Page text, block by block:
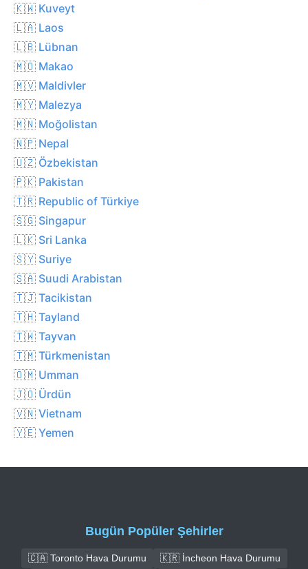
🇰🇼 Kuveyt
🇱🇦 Laos
🇱🇧 Lübnan
🇲🇴 Makao
🇲🇻 Maldivler
🇲🇾 Malezya
🇲🇳 Moğolistan
🇳🇵 Nepal
🇺🇿 Özbekistan
🇵🇰 Pakistan
🇹🇷 Republic of Türkiye
🇸🇬 Singapur
🇱🇰 Sri Lanka
🇸🇾 Suriye
🇸🇦 Suudi Arabistan
🇹🇯 Tacikistan
🇹🇭 Tayland
🇹🇼 Tayvan
🇹🇲 Türkmenistan
🇴🇲 Umman
🇯🇴 Ürdün
🇻🇳 Vietnam
🇾🇪 Yemen
Bugün Popüler Şehirler
🇨🇦 Toronto Hava Durumu
🇰🇷 İncheon Hava Durumu